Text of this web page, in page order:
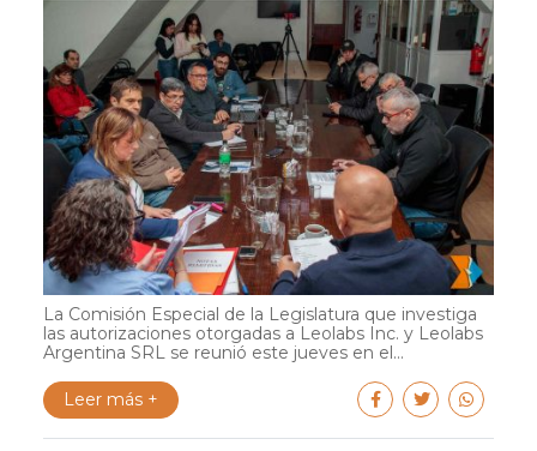
La Comisión Especial de la Legislatura que investiga
las autorizaciones otorgadas a Leolabs Inc. y Leolabs
Argentina SRL se reunió este jueves en el...
Leer más +